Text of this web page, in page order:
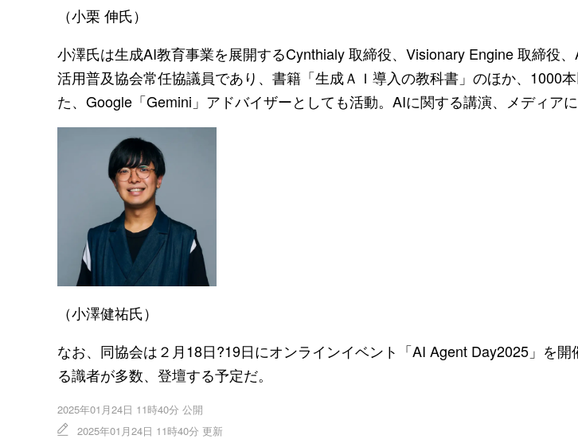
（小栗 伸氏）
小澤氏は生成AI教育事業を展開するCynthialy 取締役、Visionary Engine 取締役
活用普及協会常任協議員であり、書籍「生成ＡＩ導入の教科書」のほか、1000
た、Google「Gemini」アドバイザーとしても活動。AIに関する講演、メディアに
（小澤健祐氏）
なお、同協会は２月18日?19日にオンラインイベント「AI Agent Day2025」を
る識者が多数、登壇する予定だ。
2025年01月24日 11時40分 公開
2025年01月24日 11時40分 更新